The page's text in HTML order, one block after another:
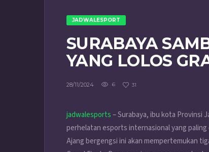
JADWALESPORT
SURABAYA
YANG LOLOS
28/11/2024 6 31
jadwalesports– Surabaya, ibu kota Provinsi
perhelatan esports internasional yang paling
Ajang bergengsi ini akan mempertemukan